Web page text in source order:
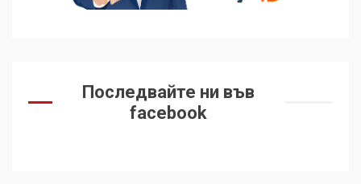
Последвайте ни във
facebook